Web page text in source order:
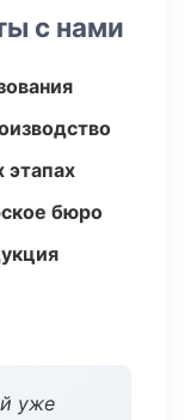
с нами
этапах
бюро
уже